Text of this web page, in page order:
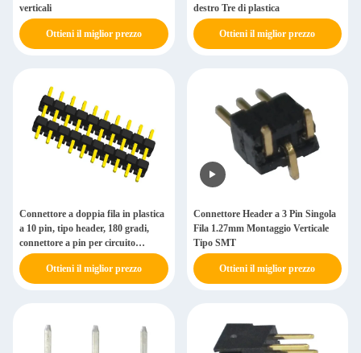
verticali
Ottieni il miglior prezzo
destro Tre di plastica
Ottieni il miglior prezzo
Connettore a doppia fila in plastica
a 10 pin, tipo header, 180 gradi,
connettore a pin per circuito
stampato
Ottieni il miglior prezzo
Connettore Header a 3 Pin Singola
Fila 1.27mm Montaggio Verticale
Tipo SMT
Ottieni il miglior prezzo